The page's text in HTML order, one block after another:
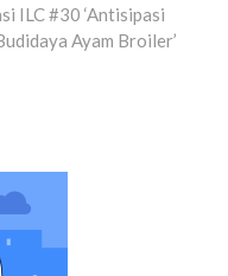
ILC #30 ‘Antisipasi
Ayam Broiler’